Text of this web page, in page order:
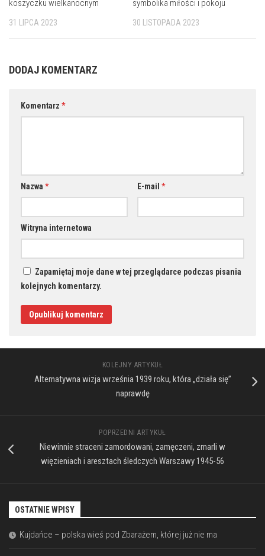
koszyczku wielkanocnym
31 LIPCA 2023
symbolika miłości i pokoju
30 LISTOPADA 2023
DODAJ KOMENTARZ
Komentarz *
Nazwa * E-mail *
Witryna internetowa
Zapamiętaj moje dane w tej przeglądarce podczas pisania
kolejnych komentarzy.
KOLEJNY ARTYKUŁ
Alternatywna wizja września 1939 roku, która „działa się”
naprawdę
POPRZEDNI ARTYKUŁ
Niewinnie straceni zamordowani, zamęczeni, zmarli w
więzieniach i aresztach śledczych Warszawy 1945-56
OSTATNIE WPISY
Kujdańce – polska wieś pod Zbarażem, której już nie ma